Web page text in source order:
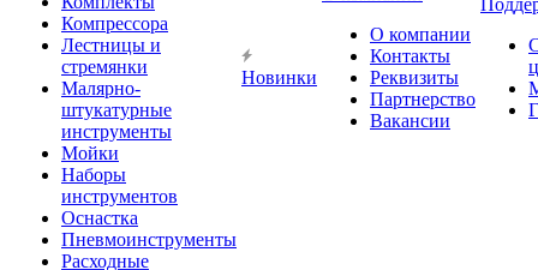
Компрессора
Лестницы и
стремянки
Малярно-
штукатурные
инструменты
Мойки
Наборы
инструментов
Оснастка
Пневмоинструменты
Расходные
Новинки
О компании
Контакты
Реквизиты
Партнерство
Вакансии